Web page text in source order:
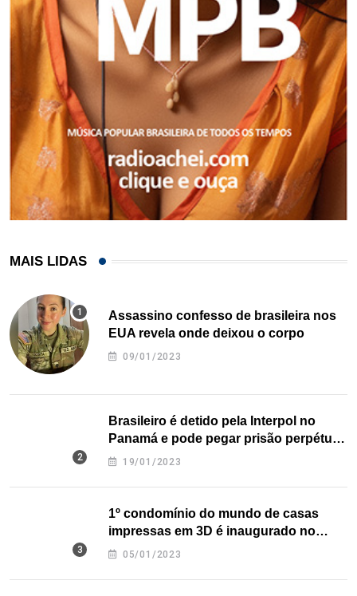
MAIS LIDAS
Assassino confesso de brasileira nos
EUA revela onde deixou o corpo
09/01/2023
Brasileiro é detido pela Interpol no
Panamá e pode pegar prisão perpétua
nos EUA
19/01/2023
1º condomínio do mundo de casas
impressas em 3D é inaugurado no
Texas
05/01/2023